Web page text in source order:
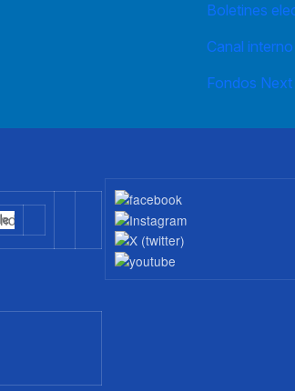
Boletines
Canal
Fondos